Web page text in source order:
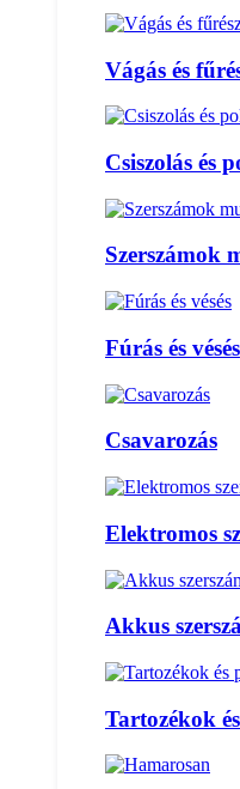
Vágás és
Csiszolás és
Szerszámok
Fúrás és vésés
Csavarozás
Elektromos
Akkus
Tartozékok